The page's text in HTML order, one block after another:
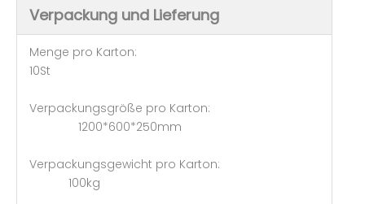
Verpackung und Lieferung
Menge pro Karton:
10St
Verpackungsgröße pro Karton:
1200*600*250mm
Verpackungsgewicht pro Karton:
100kg